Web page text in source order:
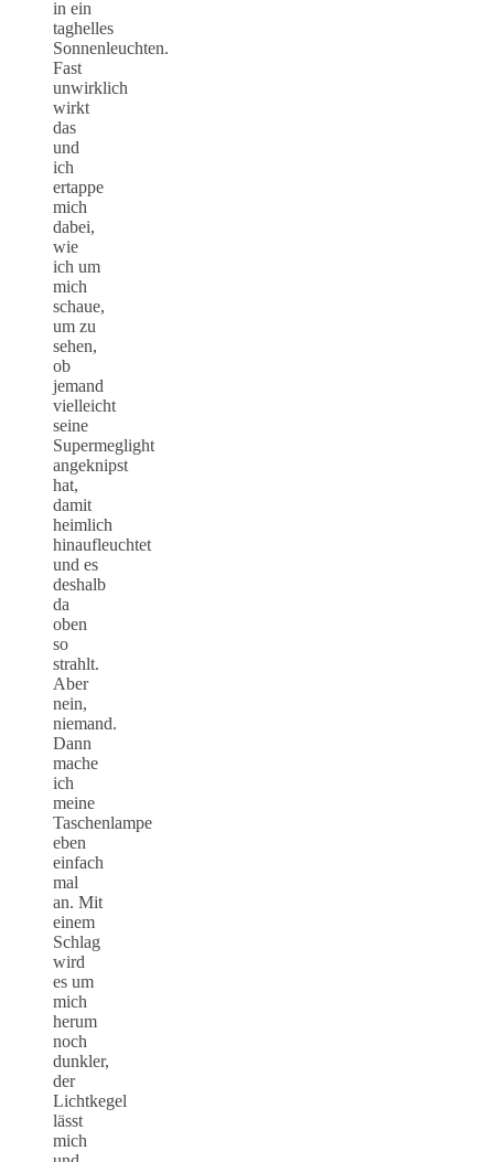
in ein
taghelles
Sonnenleuchten.
Fast
unwirklich
wirkt
das
und
ich
ertappe
mich
dabei,
wie
ich um
mich
schaue,
um zu
sehen,
ob
jemand
vielleicht
seine
Supermeglight
angeknipst
hat,
damit
heimlich
hinaufleuchtet
und es
deshalb
da
oben
so
strahlt.
Aber
nein,
niemand.
Dann
mache
ich
meine
Taschenlampe
eben
einfach
mal
an. Mit
einem
Schlag
wird
es um
mich
herum
noch
dunkler,
der
Lichtkegel
lässt
mich